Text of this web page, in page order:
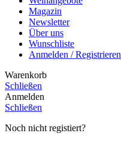
Magazin
Newsletter
Über uns
Wunschliste
Anmelden / Registrieren
Warenkorb
Schließen
Anmelden
Schließen
Noch nicht registiert?